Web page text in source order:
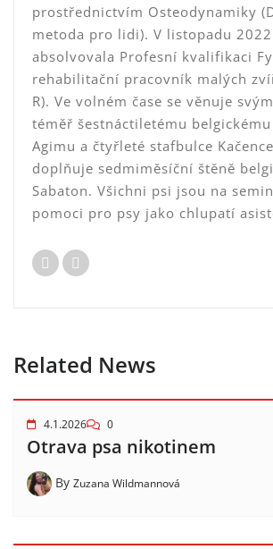
prostřednictvím Osteodynamiky
metoda pro lidi). V listopadu 2022
absolvovala Profesní kvalifikaci
rehabilitační pracovník malých
R). Ve volném čase se věnuje
téměř šestnáctiletému
Agimu a čtyřleté stafbulce
doplňuje sedmiměsíční štěně
Sabaton. Všichni psi jsou na
pomoci pro psy jako chlupatí
Related News
4.1.2026 0
Otrava psa nikotinem
By Zuzana Wildmannová